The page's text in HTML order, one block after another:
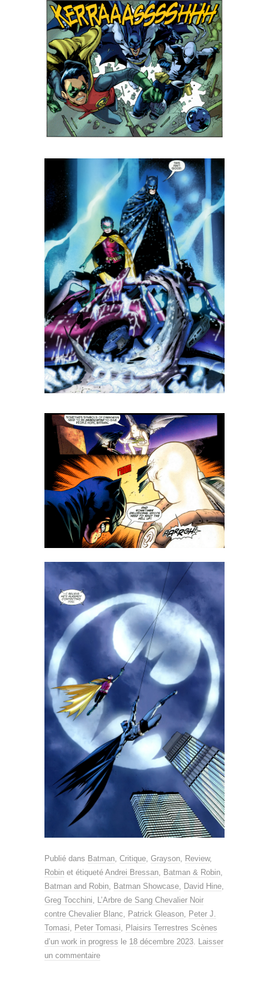
Publié dans Batman Critique Grayson Review,
Robin et étiqueté Andrei Bressan Batman & Robin
Batman and Robin Batman Showcase David Hine
Greg Tocchini
L’Arbre de Sang Chevalier Noir
contre Chevalier Blanc
Patrick Gleason Peter J.
Tomasi
Peter Tomasi
Plaisirs Terrestres Scènes
d’un work in progress le 18 décembre 2023 Laisser
un commentaire